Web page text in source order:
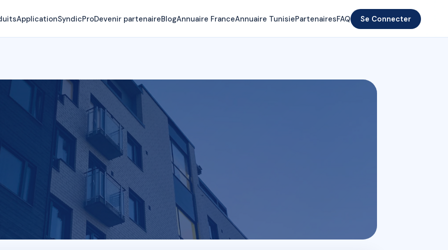
ApplicationSyndicProDevenir partenaireBlogAnnuaire FranceAnnuaire TunisiePartenairesFAQ Se Connecter